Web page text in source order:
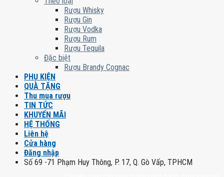
Rượu Whisky
Rượu Gin
Rượu Vodka
Rượu Rum
Rượu Tequila
Đặc biệt
Rượu Brandy Cognac
PHỤ KIỆN
QUÀ TẶNG
Thu mua rượu
TIN TỨC
KHUYẾN MÃI
HỆ THỐNG
Liên hệ
Cửa hàng
Đăng nhập
Số 69 -71 Phạm Huy Thông, P. 17, Q. Gò Vấp, TPHCM